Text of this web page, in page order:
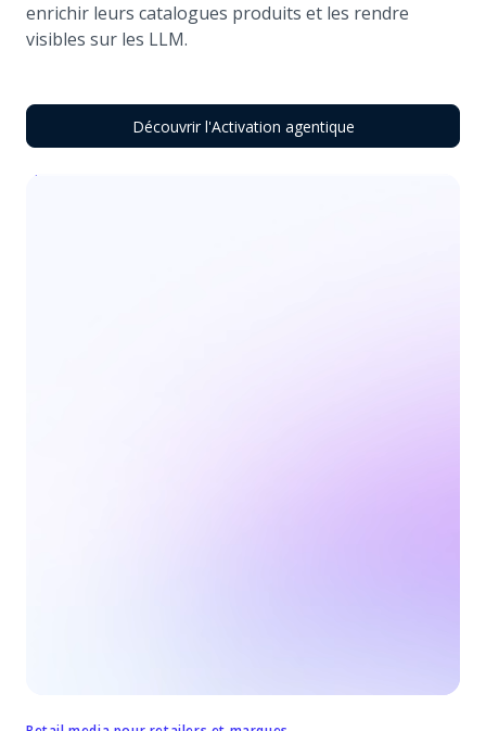
enrichir leurs catalogues produits et les rendre
visibles sur les LLM.
Découvrir l'Activation agentique